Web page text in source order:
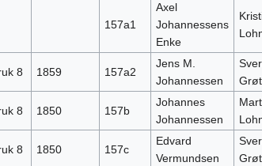
157a1
Axel
Johannessens
Enke
8 1859 157a2
Jens M.
Johannessen
8 1850 157b
Johannes
Johannessen
8 1850 157c
Edvard
Vermundsen